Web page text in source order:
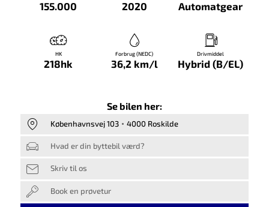
155.000 2020 Automatgear
HK
218hk
Forbrug (NEDC)
36,2 km/l
Drivmiddel
Hybrid (B/EL)
Se bilen her:
Københavnsvej 103 4000 Roskilde
Hvad er din byttebil værd?
Skriv til os
Book en prøvetur